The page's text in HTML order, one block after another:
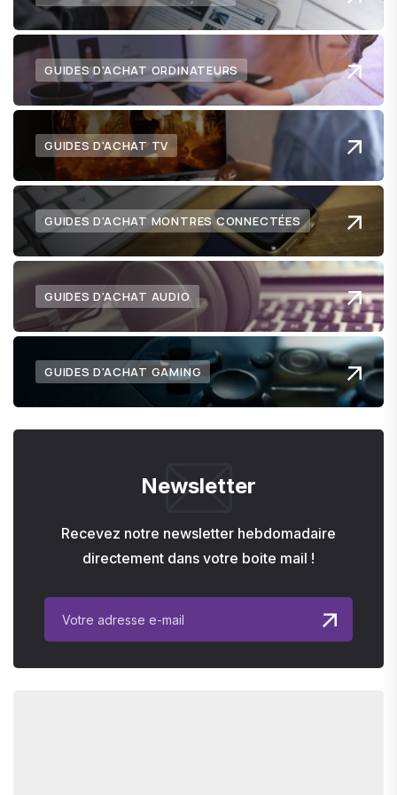
GUIDES D'ACHAT ORDINATEURS
GUIDES D'ACHAT TV
GUIDES D'ACHAT MONTRES CONNECTÉES
GUIDES D'ACHAT AUDIO
GUIDES D'ACHAT GAMING
Newsletter
Recevez notre newsletter hebdomadaire
directement dans votre boite mail !